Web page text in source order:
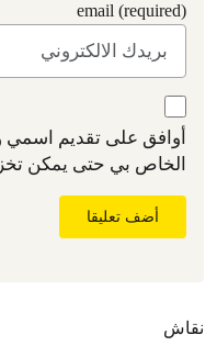
email (required)
أوافق على تقديم اسمي
الخاص بي حتى يمكن
أضف تعليقا
نقاش